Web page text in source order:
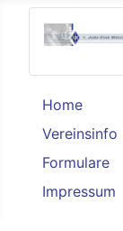
Home
Vereinsinfo
Formulare
Impressum